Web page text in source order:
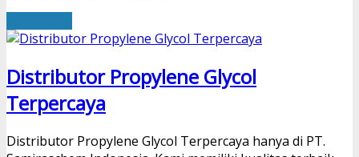
Distributor Propylene Glycol
Terpercaya
Distributor Propylene Glycol Terpercaya hanya di PT.